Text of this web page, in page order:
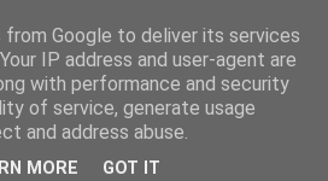
Google to deliver its services
IP address and user-agent are
with performance and security
of service, generate usage
and address abuse.
MORE GOT IT